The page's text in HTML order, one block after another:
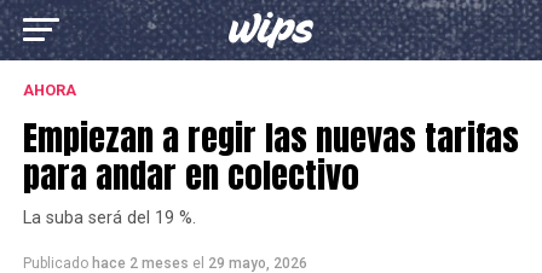
AHORA
Empiezan a regir las nuevas tarifas
para andar en colectivo
La suba será del 19 %.
Publicado hace 2 meses el 29 mayo, 2026